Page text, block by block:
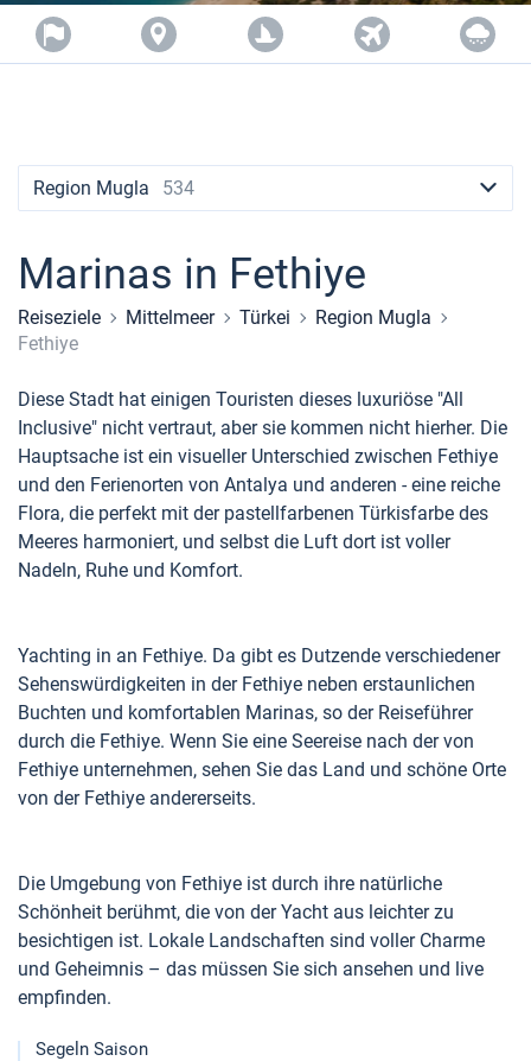
Marina
Kornati
Region Mugla 534
Marinas in Fethiye
Reiseziele Mittelmeer Türkei
Region Mugla
Fethiye
Diese Stadt hat einigen Touristen dieses luxuriöse "All
Inclusive" nicht vertraut, aber sie kommen nicht hierher. Die
Hauptsache ist ein visueller Unterschied zwischen Fethiye
und den Ferienorten von Antalya und anderen - eine reiche
Flora, die perfekt mit der pastellfarbenen Türkisfarbe des
Meeres harmoniert, und selbst die Luft dort ist voller
Nadeln, Ruhe und Komfort.
Yachting in an Fethiye. Da gibt es Dutzende verschiedener
Sehenswürdigkeiten in der Fethiye neben erstaunlichen
Buchten und komfortablen Marinas, so der Reiseführer
durch die Fethiye. Wenn Sie eine Seereise nach der von
Fethiye unternehmen, sehen Sie das Land und schöne Orte
von der Fethiye andererseits.
Die Umgebung von Fethiye ist durch ihre natürliche
Schönheit berühmt, die von der Yacht aus leichter zu
besichtigen ist. Lokale Landschaften sind voller Charme
und Geheimnis – das müssen Sie sich ansehen und live
empfinden.
Segeln Saison